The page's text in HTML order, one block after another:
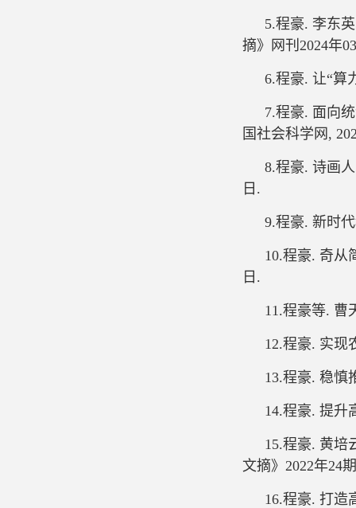
5.程豪. 李东
摘》网刊2024年
6.程豪. 让“算
7.程豪. 面向
国社会科学网,
8.程豪. 诗画
日.
9.程豪. 新时
10.程豪. 奇从
日.
11.程豪等. 曹
12.程豪. 实现
13.程豪. 稳慎
14.程豪. 提升
15.程豪. 黄培
文摘》2022年24
16.程豪. 打造